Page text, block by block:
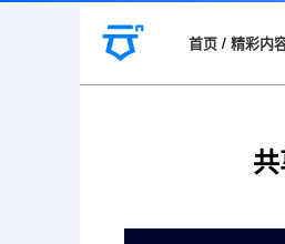
首页 / 精彩内